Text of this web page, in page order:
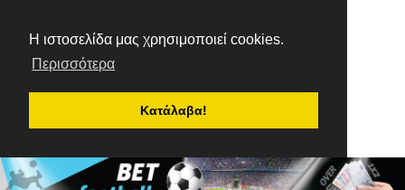
Η ιστοσελίδα μας χρησιμοποιεί cookies.
Περισσότερα
Κατάλαβα!